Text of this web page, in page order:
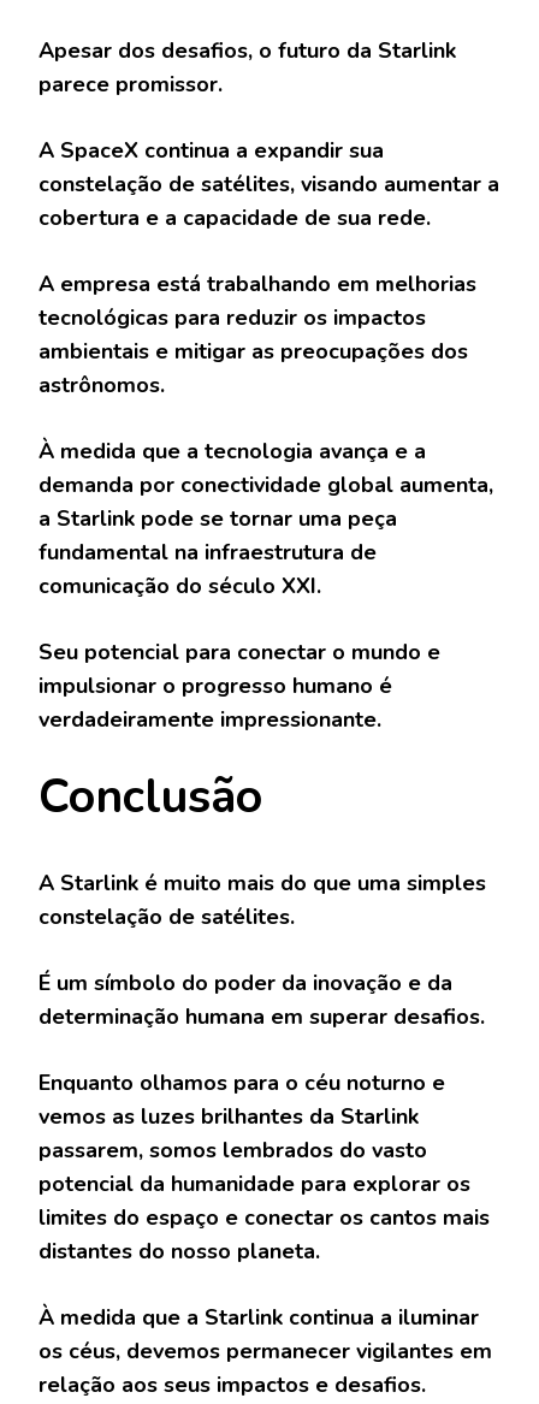
Apesar dos desafios, o futuro da Starlink
parece promissor.
A SpaceX continua a expandir sua
constelação de satélites, visando aumentar a
cobertura e a capacidade de sua rede.
A empresa está trabalhando em melhorias
tecnológicas para reduzir os impactos
ambientais e mitigar as preocupações dos
astrônomos.
À medida que a tecnologia avança e a
demanda por conectividade global aumenta,
a Starlink pode se tornar uma peça
fundamental na infraestrutura de
comunicação do século XXI.
Seu potencial para conectar o mundo e
impulsionar o progresso humano é
verdadeiramente impressionante.
Conclusão
A Starlink é muito mais do que uma simples
constelação de satélites.
É um símbolo do poder da inovação e da
determinação humana em superar desafios.
Enquanto olhamos para o céu noturno e
vemos as luzes brilhantes da Starlink
passarem, somos lembrados do vasto
potencial da humanidade para explorar os
limites do espaço e conectar os cantos mais
distantes do nosso planeta.
À medida que a Starlink continua a iluminar
os céus, devemos permanecer vigilantes em
relação aos seus impactos e desafios.